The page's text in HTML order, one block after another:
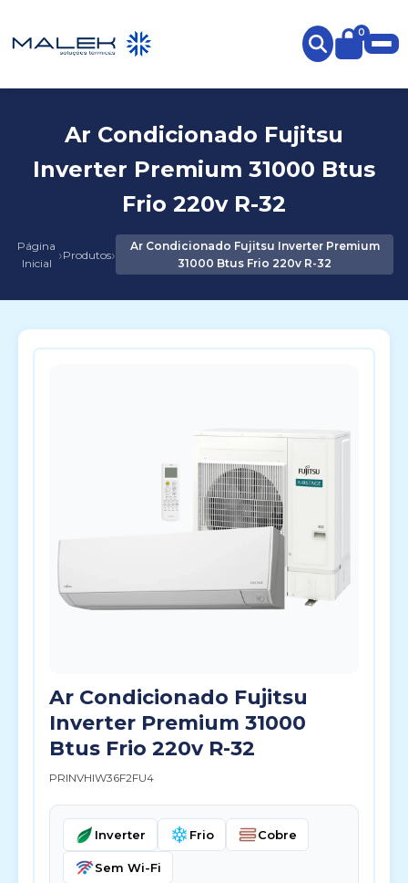
0
Ar Condicionado Fujitsu
Inverter Premium 31000 Btus
Frio 220v R-32
Página
Inicial ›Produtos›
Ar Condicionado Fujitsu Inverter Premium
31000 Btus Frio 220v R-32
Ar Condicionado Fujitsu
Inverter Premium 31000
Btus Frio 220v R-32
PRINVHIW36F2FU4
Inverter Frio Cobre
Sem Wi-Fi